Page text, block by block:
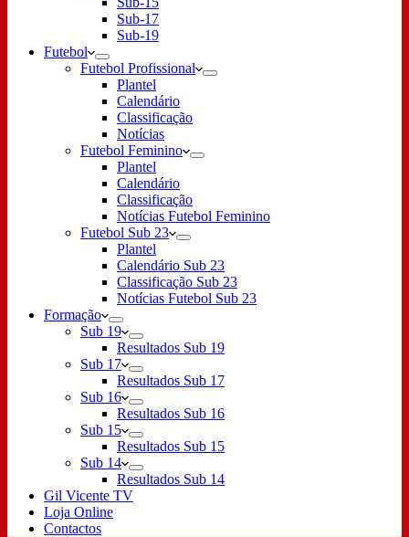
Sub-17
Sub-19
Futebol
Futebol Profissional
Plantel
Calendário
Classificação
Notícias
Futebol Feminino
Plantel
Calendário
Classificação
Notícias Futebol Feminino
Futebol Sub 23
Plantel
Calendário Sub 23
Classificação Sub 23
Notícias Futebol Sub 23
Formação
Sub 19
Resultados Sub 19
Sub 17
Resultados Sub 17
Sub 16
Resultados Sub 16
Sub 15
Resultados Sub 15
Sub 14
Resultados Sub 14
Gil Vicente TV
Loja Online
Contactos